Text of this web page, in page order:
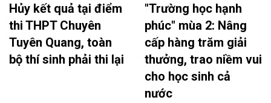
Hủy kết quả tại điểm
thi THPT Chuyên
Tuyên Quang, toàn
bộ thí sinh phải thi lại
"Trường học hạnh
phúc" mùa 2: Nâng
cấp hàng trăm giải
thưởng, trao niềm vui
cho học sinh cả
nước